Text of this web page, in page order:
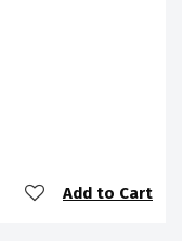
Add to Cart